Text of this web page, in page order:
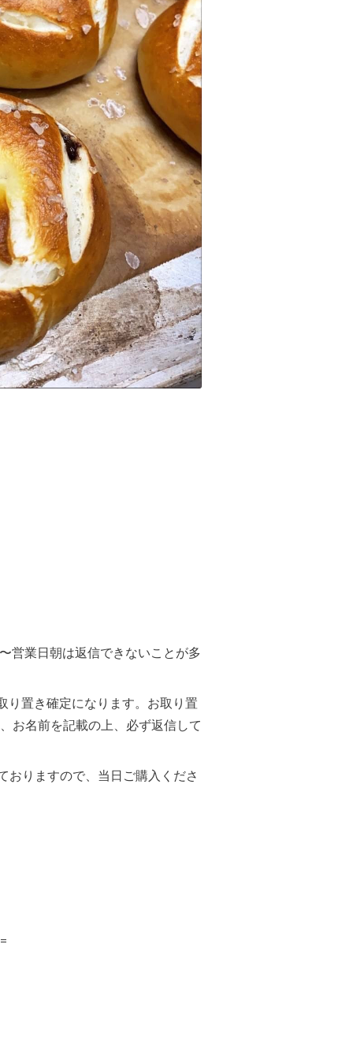
営業日朝は返信できないことが多
り置き確定になります。お取り置
お名前を記載の上、必ず返信して
おりますので、当日ご購入くださ